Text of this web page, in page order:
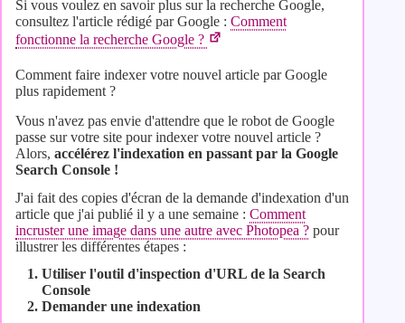
Si vous voulez en savoir plus sur la recherche Google,
consultez l'article rédigé par Google : Comment
fonctionne la recherche Google ?
Comment faire indexer votre nouvel article par Google
plus rapidement ?
Vous n'avez pas envie d'attendre que le robot de Google
passe sur votre site pour indexer votre nouvel article ?
Alors, accélérez l'indexation en passant par la Google
Search Console !
J'ai fait des copies d'écran de la demande d'indexation d'un
article que j'ai publié il y a une semaine : Comment
incruster une image dans une autre avec Photopea ? pour
illustrer les différentes étapes :
Utiliser l'outil d'inspection d'URL de la Search
Console
Demander une indexation